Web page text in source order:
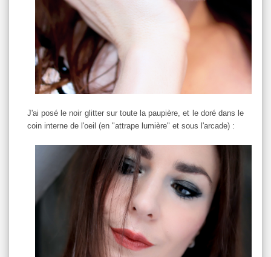
J'ai posé le noir glitter sur toute la paupière, et le doré dans le
coin interne de l'oeil (en "attrape lumière" et sous l'arcade) :